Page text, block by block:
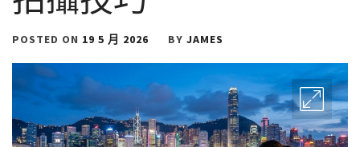
POSTED ON 19 5 月 2026 BY JAMES